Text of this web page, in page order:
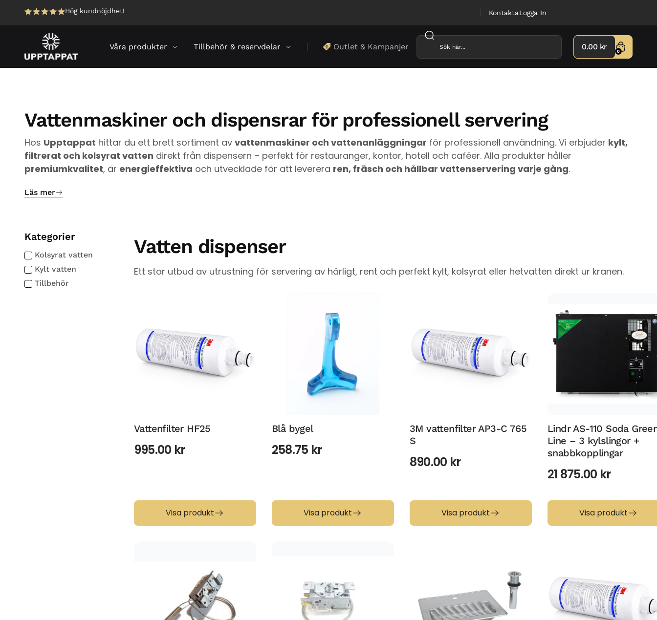
Hög kundnöjdhet! KontaktaLogga In
Våra produkter Tillbehör & reservdelar Outlet & Kampanjer 0.00 kr 0
Vattenmaskiner och dispensrar för professionell servering
Hos Upptappat hittar du ett brett sortiment av vattenmaskiner och vattenanläggningar för professionell användning. Vi erbjuder kylt,
filtrerat och kolsyrat vatten direkt från dispensern – perfekt för restauranger, kontor, hotell och caféer. Alla produkter håller
premiumkvalitet, är energieffektiva och utvecklade för att leverera ren, fräsch och hållbar vattenservering varje gång.
Läs mer
Kategorier
Kolsyrat vatten
Kylt vatten
Tillbehör
Vatten dispenser
Ett stor utbud av utrustning för servering av härligt, rent och perfekt kylt, kolsyrat eller hetvatten direkt ur kranen.
Vattenfilter HF25
995.00 kr
Visa produkt
Blå bygel
258.75 kr
Visa produkt
3M vattenfilter AP3-C 765
S
890.00 kr
Visa produkt
Lindr AS-110 Soda
Line – 3 kylslingor +
snabbkopplingar
21 875.00 kr
Visa produkt